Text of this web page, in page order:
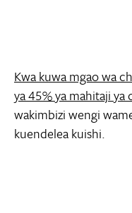
Kwa kuwa mgao wa
ya 45% ya mahitaji ya
wakimbizi wengi
kuendelea kuishi.